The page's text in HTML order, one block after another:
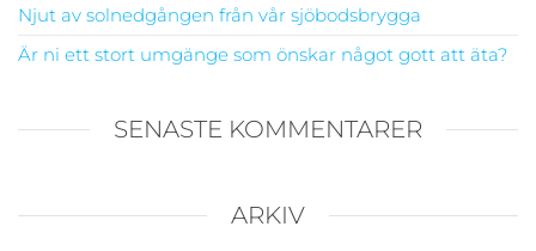
Njut av solnedgången från vår sjöbodsbrygga
Är ni ett stort umgänge som önskar något gott att äta?
SENASTE KOMMENTARER
ARKIV